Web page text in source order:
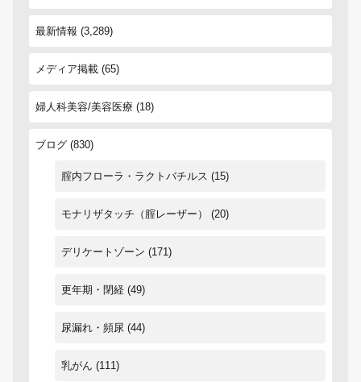
最新情報 (3,289)
メディア掲載 (65)
婦人科美容/美容医療 (18)
ブログ (830)
腟内フローラ・ラクトバチルス (15)
モナリザタッチ（腟レーザー） (20)
デリケートゾーン (171)
更年期・閉経 (49)
尿漏れ・頻尿 (44)
乳がん (111)